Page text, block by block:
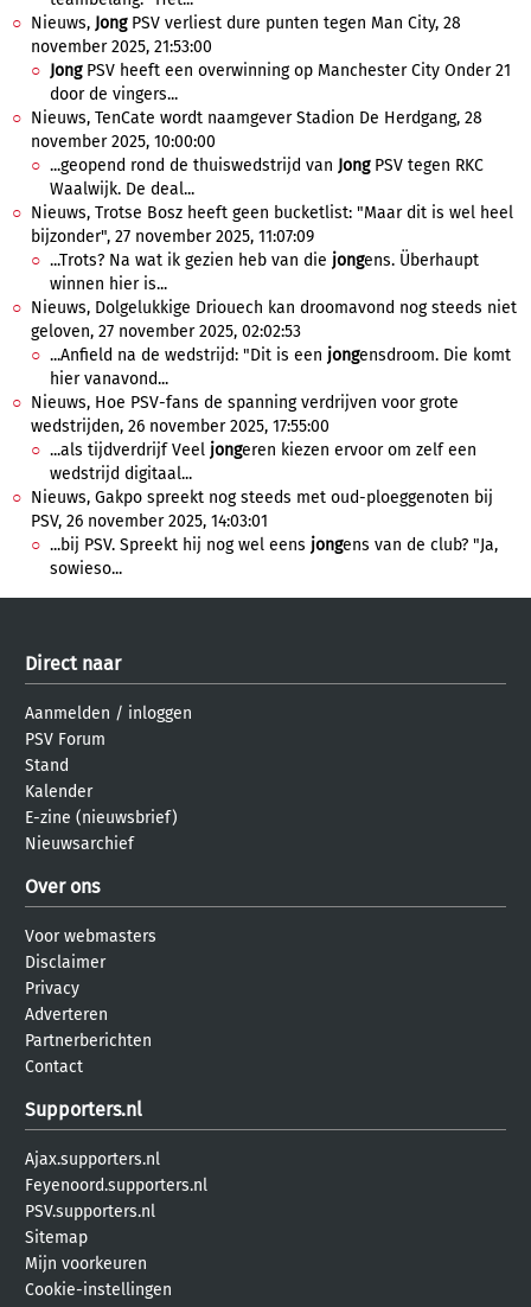
Nieuws, JongPSV verliest dure punten tegen Man City, 28
november 2025, 21:53:00
JongPSV heeft een overwinning op Manchester City Onder 21
door de vingers...
Nieuws, TenCate wordt naamgever Stadion De Herdgang, 28
november 2025, 10:00:00
...geopend rond de thuiswedstrijd van JongPSV tegen RKC
Waalwijk. De deal...
Nieuws, Trotse Bosz heeft geen bucketlist: "Maar dit is wel heel
bijzonder", 27 november 2025, 11:07:09
...Trots? Na wat ik gezien heb van die jongens. Überhaupt
winnen hier is...
Nieuws, Dolgelukkige Driouech kan droomavond nog steeds niet
geloven, 27 november 2025, 02:02:53
...Anfield na de wedstrijd: "Dit is een jongensdroom. Die komt
hier vanavond...
Nieuws, Hoe PSV-fans de spanning verdrijven voor grote
wedstrijden, 26 november 2025, 17:55:00
...als tijdverdrijf Veel jongeren kiezen ervoor om zelf een
wedstrijd digitaal...
Nieuws, Gakpo spreekt nog steeds met oud-ploeggenoten bij
PSV, 26 november 2025, 14:03:01
...bij PSV. Spreekt hij nog wel eens jongens van de club? "Ja,
sowieso...
Direct naar
Aanmelden / inloggen
PSV Forum
Stand
Kalender
E-zine (nieuwsbrief)
Nieuwsarchief
Over ons
Voor webmasters
Disclaimer
Privacy
Adverteren
Partnerberichten
Contact
Supporters.nl
Ajax.supporters.nl
Feyenoord.supporters.nl
PSV.supporters.nl
Sitemap
Mijn voorkeuren
Cookie-instellingen